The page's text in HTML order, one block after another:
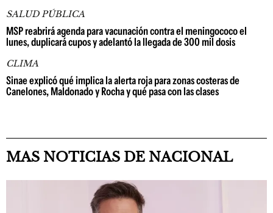
SALUD PÚBLICA
MSP reabrirá agenda para vacunación contra el meningococo el
lunes, duplicará cupos y adelantó la llegada de 300 mil dosis
CLIMA
Sinae explicó qué implica la alerta roja para zonas costeras de
Canelones, Maldonado y Rocha y qué pasa con las clases
MAS NOTICIAS DE NACIONAL